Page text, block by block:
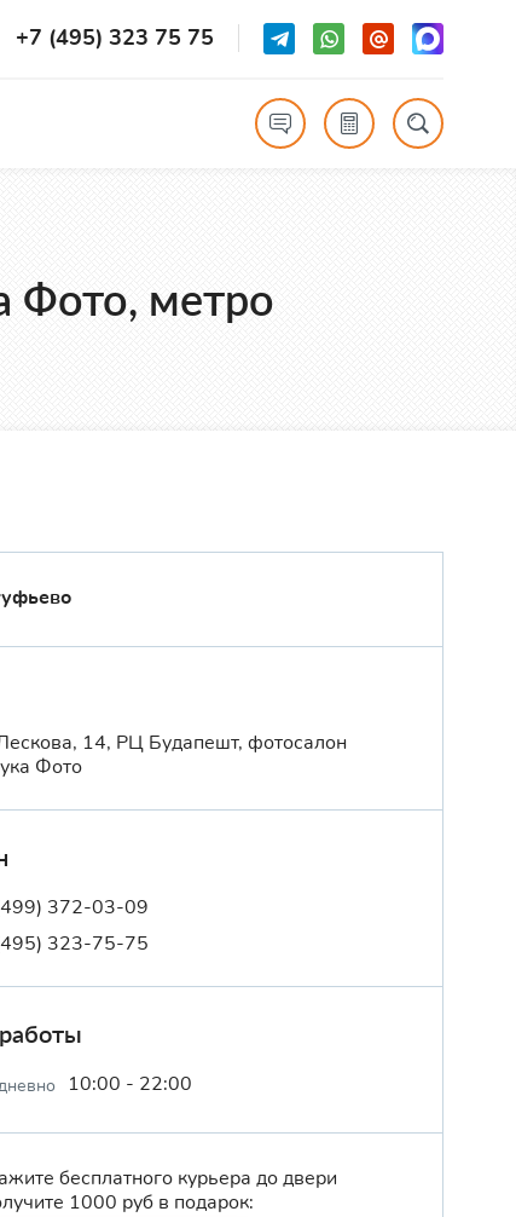
+7 (495) 323 75 75
Фото, метро
14, РЦ Будапешт, фотосалон
Фото
372-03-09
323-75-75
10:00 - 22:00
бесплатного курьера до двери
1000 руб в подарок: